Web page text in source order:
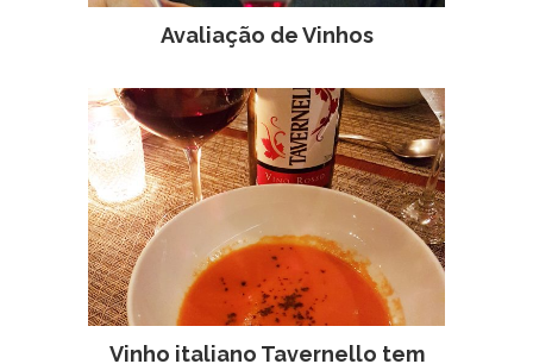
Avaliação de Vinhos
Vinho italiano Tavernello tem